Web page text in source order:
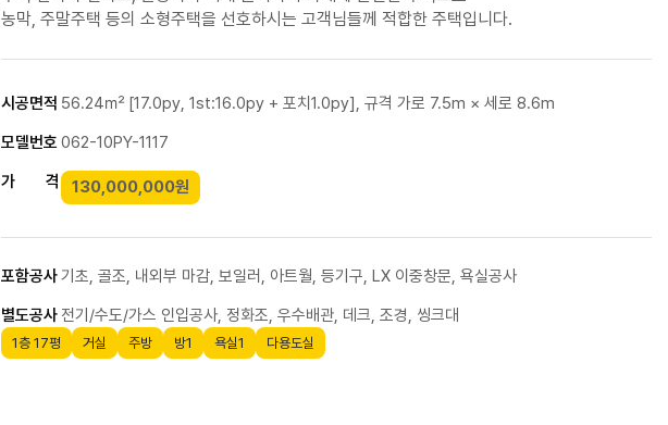
농막, 주말주택 등의 소형주택을 선호하시는 고객님들께 적합한 주택입니다.
시공면적 56.24㎡ [17.0py, 1st:16.0py + 포치1.0py], 규격 가로 7.5m × 세로 8.6m
모델번호062-10PY-1117
가 격
130,000,000원
포함공사기초, 골조, 내외부 마감, 보일러, 아트월, 등기구, LX 이중창문, 욕실공사
별도공사전기/수도/가스 인입공사, 정화조, 우수배관, 데크, 조경, 씽크대
1층 17평 거실 주방 방1 욕실1 다용도실